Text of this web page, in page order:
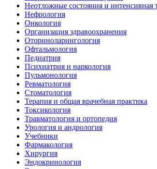
Неотложные состояния и интенсивная
Нефрология
Онкология
Организация здравоохранения
Оториноларингология
Офтальмология
Педиатрия
Психиатрия и наркология
Пульмонология
Ревматология
Стоматология
Терапия и общая врачебная практика
Токсикология
Травматология и ортопедия
Урология и андрология
Учебники
Фармакология
Хирургия
Эндокринология